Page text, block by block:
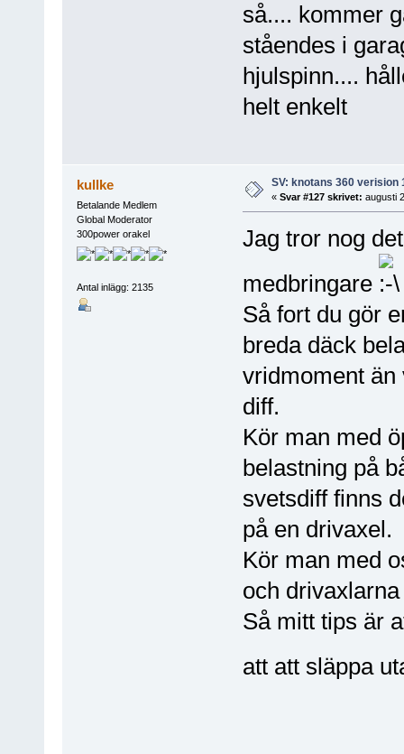
så.... kommer
ståendes i
hjulspinn....
helt enkelt
kullke
Betalande Medlem
Global Moderator
300power orakel
Antal inlägg: 2135
SV: knotans 360 verision
« Svar #127 skrivet: augusti
Jag tror nog
medbringare
Så fort du gör
breda däck
vridmoment än
diff.
Kör man med
belastning på
svetsdiff finns
på en drivaxel.
Kör man med
och
Så mitt tips är
att att släppa